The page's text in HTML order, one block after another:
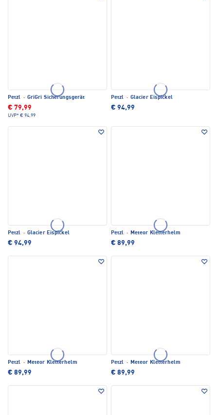
Petzl · GriGri Sicherungsgerät
€ 79,99
UVP* € 94,99
Petzl · Glacier Eispickel
€ 94,99
Petzl · Glacier Eispickel
€ 94,99
Petzl · Meteor Kletterhelm
€ 89,99
Petzl · Meteor Kletterhelm
€ 89,99
Petzl · Meteor Kletterhelm
€ 89,99